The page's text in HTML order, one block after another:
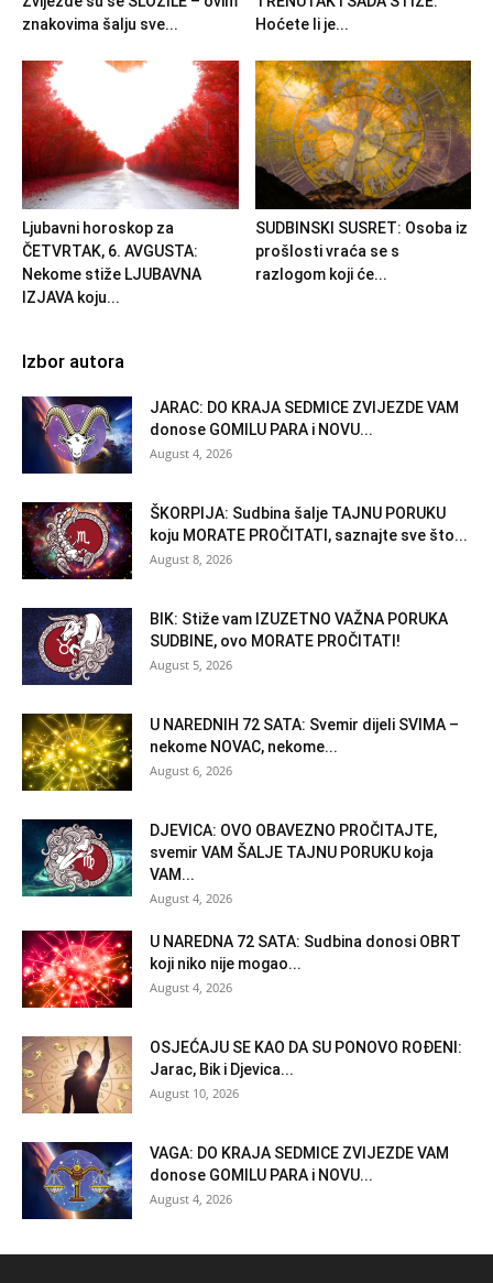
znakovima šalju sve...
Hoćete li je...
Ljubavni horoskop za
ČETVRTAK, 6. AVGUSTA:
Nekome stiže LJUBAVNA
IZJAVA koju...
SUDBINSKI SUSRET: Osoba iz
prošlosti vraća se s
razlogom koji će...
Izbor autora
JARAC: DO KRAJA SEDMICE ZVIJEZDE VAM
donose GOMILU PARA i NOVU...
August 4, 2026
ŠKORPIJA: Sudbina šalje TAJNU PORUKU
koju MORATE PROČITATI, saznajte sve što...
August 8, 2026
BIK: Stiže vam IZUZETNO VAŽNA PORUKA
SUDBINE, ovo MORATE PROČITATI!
August 5, 2026
U NAREDNIH 72 SATA: Svemir dijeli SVIMA –
nekome NOVAC, nekome...
August 6, 2026
DJEVICA: OVO OBAVEZNO PROČITAJTE,
svemir VAM ŠALJE TAJNU PORUKU koja
VAM...
August 4, 2026
U NAREDNA 72 SATA: Sudbina donosi OBRT
koji niko nije mogao...
August 4, 2026
OSJEĆAJU SE KAO DA SU PONOVO ROĐENI:
Jarac, Bik i Djevica...
August 10, 2026
VAGA: DO KRAJA SEDMICE ZVIJEZDE VAM
donose GOMILU PARA i NOVU...
August 4, 2026